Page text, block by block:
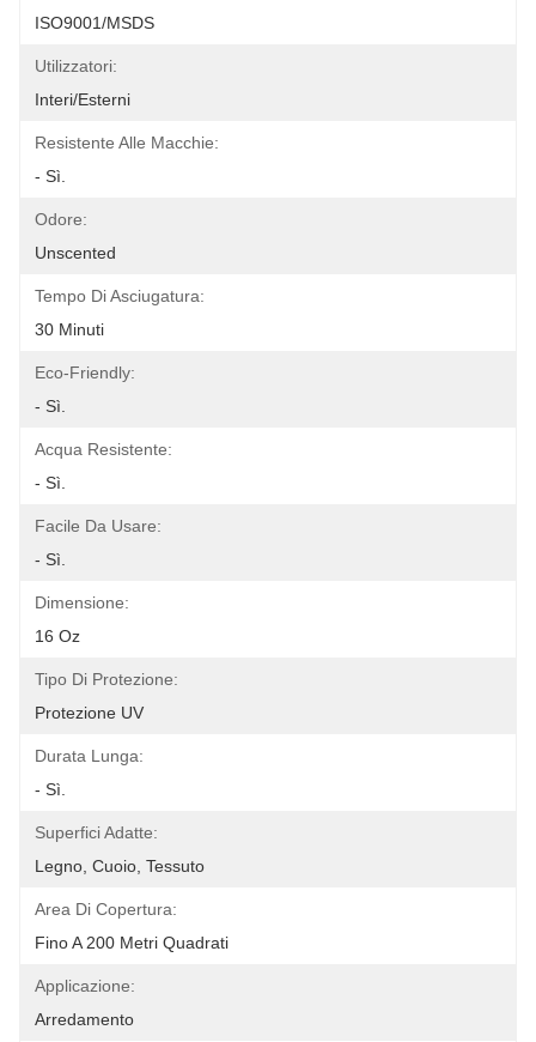
ISO9001/MSDS
Utilizzatori:
Interi/esterni
Resistente Alle Macchie:
- Sì.
Odore:
Unscented
Tempo Di Asciugatura:
30 Minuti
Eco-Friendly:
- Sì.
Acqua Resistente:
- Sì.
Facile Da Usare:
- Sì.
Dimensione:
16 Oz
Tipo Di Protezione:
Protezione UV
Durata Lunga:
- Sì.
Superfici Adatte:
Legno, Cuoio, Tessuto
Area Di Copertura:
Fino A 200 Metri Quadrati
Applicazione:
Arredamento